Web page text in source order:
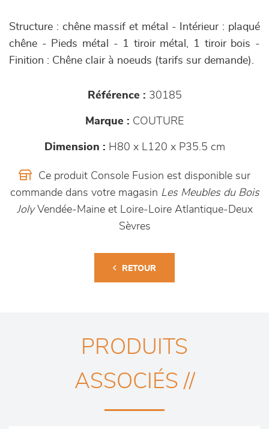
Structure : chêne massif et métal - Intérieur : plaqué
chêne - Pieds métal - 1 tiroir métal, 1 tiroir bois -
Finition : Chêne clair à noeuds (tarifs sur demande).
Référence : 30185
Marque : COUTURE
Dimension : H80 x L120 x P35.5 cm
Ce produit Console Fusion est disponible sur
commande dans votre magasin Les Meubles du Bois
JolyVendée-Maine et Loire-Loire Atlantique-Deux
Sèvres
RETOUR
PRODUITS
ASSOCIÉS //